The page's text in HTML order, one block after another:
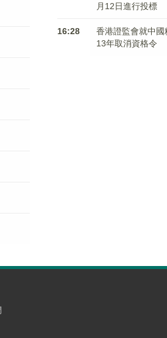
月12日進行投標
16:28
香港證監會就中
13年取消資格令